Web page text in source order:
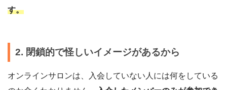
す。
2. 閉鎖的で怪しいイメージがあるから
オンラインサロンは、入会していない人には何をしている